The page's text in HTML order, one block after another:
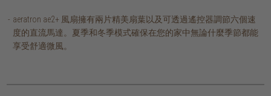
aeratron ae2+ 風扇擁有兩片精美扇葉以及可透過遙控器調節六個速
度的直流馬達。夏季和冬季模式確保在您的家中無論什麼季節都能
享受舒適微風。